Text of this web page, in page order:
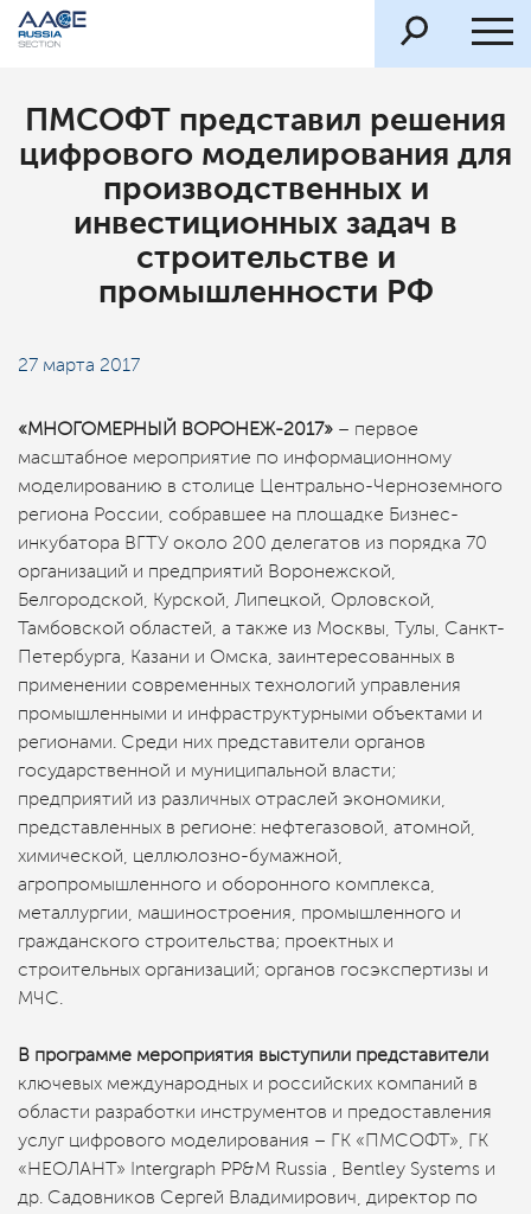
ПМСОФТ представил решения
цифрового моделирования для
производственных и
инвестиционных задач в
строительстве и
промышленности РФ
27 марта 2017
«МНОГОМЕРНЫЙ ВОРОНЕЖ-2017» – первое
масштабное мероприятие по информационному
моделированию в столице Центрально-Черноземного
региона России, собравшее на площадке Бизнес-
инкубатора ВГТУ около 200 делегатов из порядка 70
организаций и предприятий Воронежской,
Белгородской, Курской, Липецкой, Орловской,
Тамбовской областей, а также из Москвы, Тулы, Санкт-
Петербурга, Казани и Омска, заинтересованных в
применении современных технологий управления
промышленными и инфраструктурными объектами и
регионами. Среди них представители органов
государственной и муниципальной власти;
предприятий из различных отраслей экономики,
представленных в регионе: нефтегазовой, атомной,
химической, целлюлозно-бумажной,
агропромышленного и оборонного комплекса,
металлургии, машиностроения, промышленного и
гражданского строительства; проектных и
строительных организаций; органов госэкспертизы и
МЧС.
В программе мероприятия выступили представители
ключевых международных и российских компаний в
области разработки инструментов и предоставления
услуг цифрового моделирования – ГК «ПМСОФТ», ГК
«НЕОЛАНТ» Intergraph PP&M Russia , Bentley Systems и
др. Садовников Сергей Владимирович, директор по